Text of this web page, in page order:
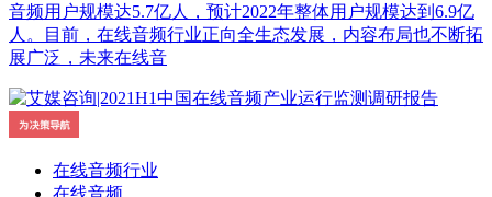
音频用户规模达5.7亿人，预计2022年整体用户规模达到6.9亿
人。目前，在线音频行业正向全生态发展，内容布局也不断拓
展广泛，未来在线音
在线音频行业